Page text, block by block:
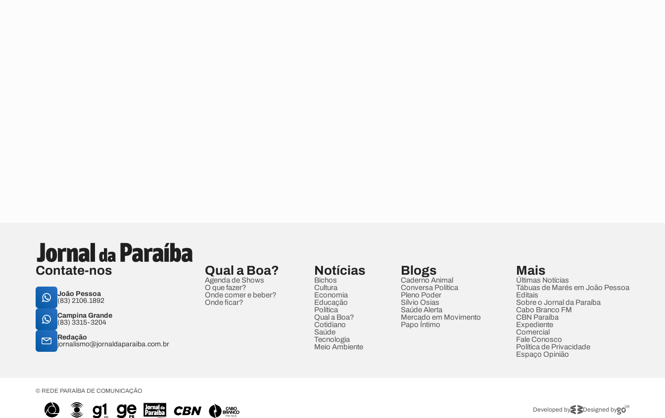
Contate-nos
João Pessoa
(83) 2106.1892
Campina Grande
(83) 3315-3204
Redação
jornalismo@jornaldaparaiba.com.br
Qual a Boa?
Agenda de Shows
O que fazer?
Onde comer e beber?
Onde ficar?
Notícias
Bichos
Cultura
Economia
Educação
Política
Qual a Boa?
Cotidiano
Saúde
Tecnologia
Meio Ambiente
Blogs
Caderno Animal
Conversa Política
Pleno Poder
Sílvio Osias
Saúde Alerta
Mercado em Movimento
Papo Íntimo
Mais
Últimas Notícias
Tábuas de Marés em João Pessoa
Editais
Sobre o Jornal da Paraíba
Cabo Branco FM
CBN Paraíba
Expediente
Comercial
Fale Conosco
Política de Privacidade
Espaço Opinião
© REDE PARAÍBA DE COMUNICAÇÃO
Developed by Designed by